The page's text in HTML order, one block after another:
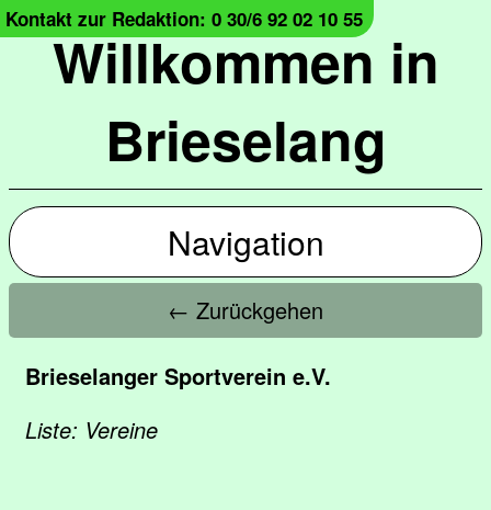
Willkommen in
Brieselang
Kontakt zur Redaktion: 0 30/6 92 02 10 55
Navigation
← Zurückgehen
Brieselanger Sportverein e.V.
Liste: Vereine